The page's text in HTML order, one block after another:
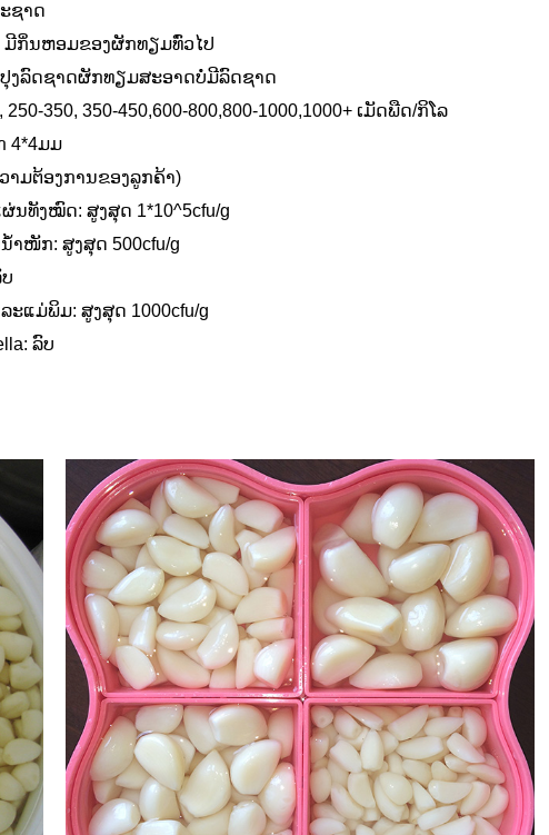
ຊາດ
ກິ່ນຫອມຂອງຜັກທຽມທົ່ວໄປ
ງລົດຊາດຜັກທຽມສະອາດບໍ່ມີລົດຊາດ
250-350, 350-450,600-800,800-1000,1000+ ເມັດພືດ/ກິໂລ
4*4ມມ
າມ​ຕ້ອງ​ການ​ຂອງ​ລູກ​ຄ້າ​)
ນທັງໝົດ: ສູງສຸດ 1*10^5cfu/g
ຳໜັກ: ສູງສຸດ 500cfu/g
ະແມ່ພິມ: ສູງສຸດ 1000cfu/g
ລົບ